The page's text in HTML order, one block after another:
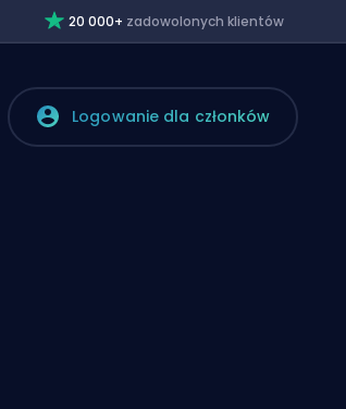
20 000+ zadowolonych klientów
Logowanie dla członków